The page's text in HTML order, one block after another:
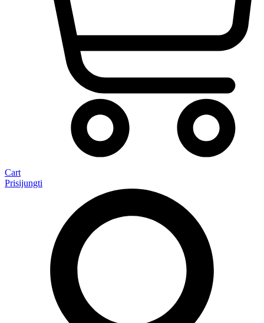
Cart
Prisijungti